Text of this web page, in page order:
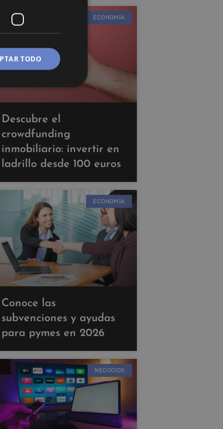
ECONOMÍA
Descubre el
crowdfunding
inmobiliario: invertir en
ladrillo desde 100 euros
ECONOMÍA
Conoce las
subvenciones y ayudas
para pymes en 2026
NEGOCIOS
TODO